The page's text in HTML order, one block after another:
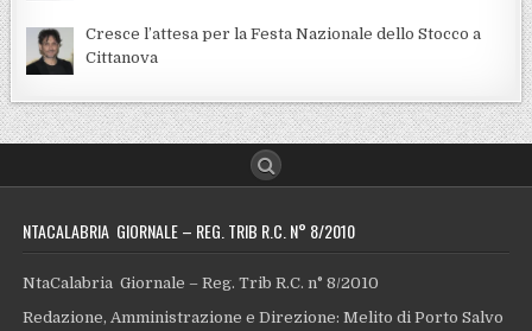
Cresce l’attesa per la Festa Nazionale dello Stocco a
Cittanova
NTACALABRIA GIORNALE – REG. TRIB R.C. N° 8/2010
NtaCalabria Giornale – Reg. Trib R.C. n° 8/2010
Redazione, Amministrazione e Direzione: Melito di Porto Salvo